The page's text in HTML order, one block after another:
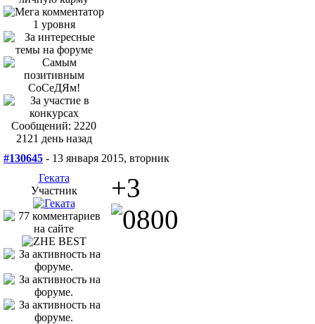
Сообщений: 2220
2121 день назад
#130645 - 13 января 2015, вторник
Геката
Участник
+3